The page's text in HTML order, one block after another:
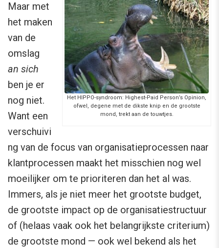
Het HIPPO-syndroom: Highest-Paid Person’s Opinion,
ofwel, degene met de dikste knip en de grootste
mond, trekt aan de touwtjes.
Maar met
het maken
van de
omslag
an sich
ben je er
nog niet.
Want een
verschuivi
ng van de focus van organisatieprocessen naar
klantprocessen maakt het misschien nog wel
moeilijker om te prioriteren dan het al was.
Immers, als je niet meer het grootste budget,
de grootste impact op de organisatiestructuur
of (helaas vaak ook het belangrijkste criterium)
de grootste mond — ook wel bekend als het